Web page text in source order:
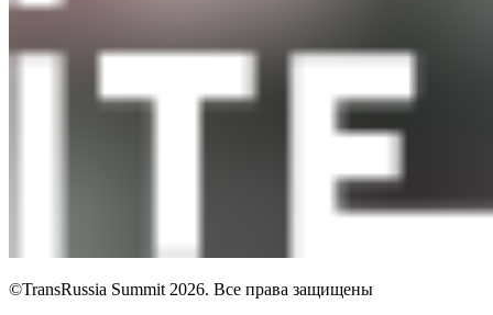
©TransRussia Summit 2026. Все права защищены